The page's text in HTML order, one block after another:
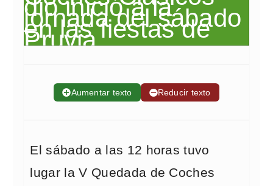
➕Aumentar texto ➖Reducir texto
El sábado a las 12 horas tuvo
lugar la V Quedada de Coches